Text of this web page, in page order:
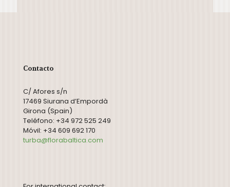
Contacto
C/ Afores s/n
17469 Siurana d’Empordà
Girona (Spain)
Teléfono: +34 972 525 249
Móvil: +34 609 692 170
turba@florabaltica.com